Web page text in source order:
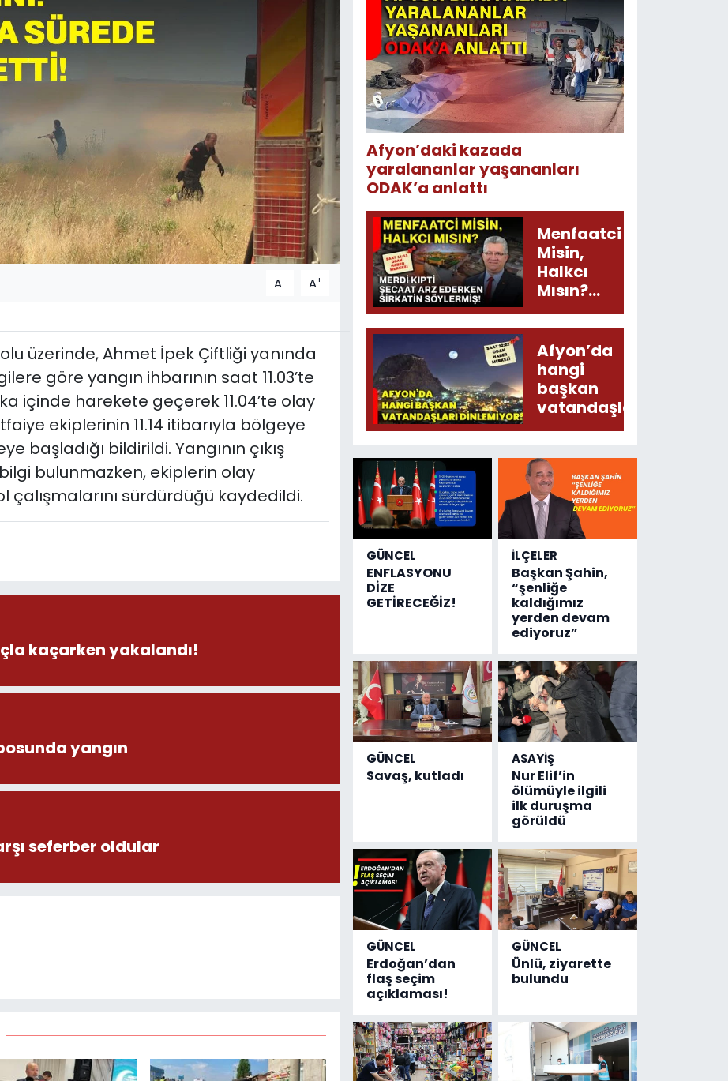
A- A+
üzerinde, Ahmet İpek Çiftliği yanında
göre yangın ihbarının saat 11.03’te
içinde harekete geçerek 11.04’te olay
ekiplerinin 11.14 itibarıyla bölgeye
başladığı bildirildi. Yangının çıkış
bulunmazken, ekiplerin olay
sürdürdüğü kaydedildi.
kaçarken yakalandı!
yangın
seferber oldular
Afyon’daki kazada
yaralananlar yaşananları
ODAK’a anlattı
Menfaatci
Misin,
Halkcı
Mısın?
Merdi
Kıpti
Şecaat
Arz
Ederken
Sirkatin
Söylermiş!
Afyon’da
hangi
başkan
vatandaşları
dinlemiyor?
GÜNCEL
ENFLASYONU
DİZE
GETİRECEĞİZ!
İLÇELER
Başkan Şahin,
“şenliğe
kaldığımız
yerden devam
ediyoruz”
GÜNCEL
Savaş, kutladı
ASAYİŞ
Nur Elif’in
ölümüyle ilgili
ilk duruşma
görüldü
GÜNCEL
Erdoğan’dan
flaş seçim
açıklaması!
GÜNCEL
Ünlü, ziyarette
bulundu